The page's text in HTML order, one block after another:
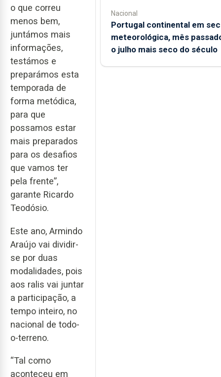
o que correu
menos bem,
juntámos mais
informações,
testámos e
preparámos esta
temporada de
forma metódica,
para que
possamos estar
mais preparados
para os desafios
que vamos ter
pela frente”,
garante Ricardo
Teodósio.
Este ano, Armindo
Araújo vai dividir-
se por duas
modalidades, pois
aos ralis vai juntar
a participação, a
tempo inteiro, no
nacional de todo-
o-terreno.
“Tal como
aconteceu em
Nacional
Portugal continental em
meteorológica, mês
o julho mais seco do século